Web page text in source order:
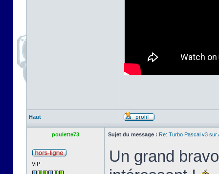
Haut
poulette73 Sujet du message : Re: Turbo Pascal v3 sur
VIP
Un grand